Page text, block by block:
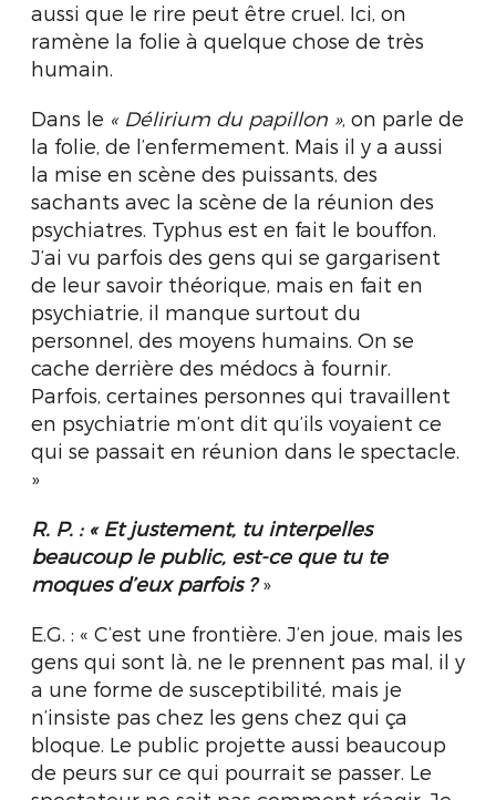
aussi que le rire peut être cruel. Ici, on
ramène la folie à quelque chose de très
humain.
Dans le « Délirium du papillon », on parle de
la folie, de l’enfermement. Mais il y a aussi
la mise en scène des puissants, des
sachants avec la scène de la réunion des
psychiatres. Typhus est en fait le bouffon.
J’ai vu parfois des gens qui se gargarisent
de leur savoir théorique, mais en fait en
psychiatrie, il manque surtout du
personnel, des moyens humains. On se
cache derrière des médocs à fournir.
Parfois, certaines personnes qui travaillent
en psychiatrie m’ont dit qu’ils voyaient ce
qui se passait en réunion dans le spectacle.
»
R. P. : « Et justement, tu interpelles
beaucoup le public, est-ce que tu te
moques d’euxparfois ?»
E.G. : « C’est une frontière. J’en joue, mais les
gens qui sont là, ne le prennent pas mal, il y
a une forme de susceptibilité, mais je
n’insiste pas chez les gens chez qui ça
bloque. Le public projette aussi beaucoup
de peurs sur ce qui pourrait se passer. Le